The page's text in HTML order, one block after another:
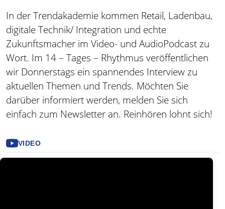
In der Trendakademie kommen Retail, Ladenbau,
digitale Technik/ Integration und echte
Zukunftsmacher im Video- und AudioPodcast zu
Wort. Im 14 – Tages – Rhythmus veröffentlichen
wir Donnerstags ein spannendes Interview zu
aktuellen Themen und Trends. Möchten Sie
darüber informiert werden, melden Sie sich
einfach zum Newsletter an. Reinhören lohnt sich!
VIDEO